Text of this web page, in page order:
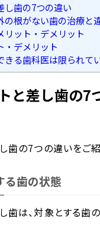
し歯の7つの違い
の根がない歯の治療と
リット・デメリット
・デメリット
きる歯科医は限られて
と差し歯の7
歯の7つの違いをご紹
歯の状態
歯は、対象とする歯